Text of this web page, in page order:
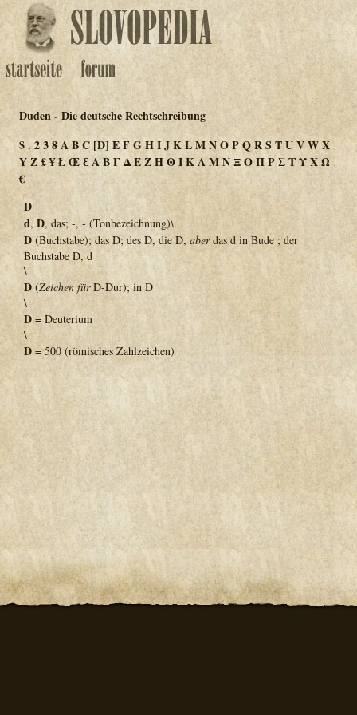
Duden - Die deutsche Rechtschreibung
$.238ABC [D] EFGHIJKLMNOPQRS TUVWX
YZ£¥ŁŒƐΑΒΓΔΕΖΗΘΙΚΛΜΝΞΟΠΡΣΤΥΧΩ
€
D
d, D, das; -, - (Tonbezeichnung)\
D(Buchstabe); das D; des D, die D, aberdas d in Bude ; der
Buchstabe D, d
\
D (Zeichen fürD-Dur); in D
\
D = Deuterium
\
D = 500 (römisches Zahlzeichen)